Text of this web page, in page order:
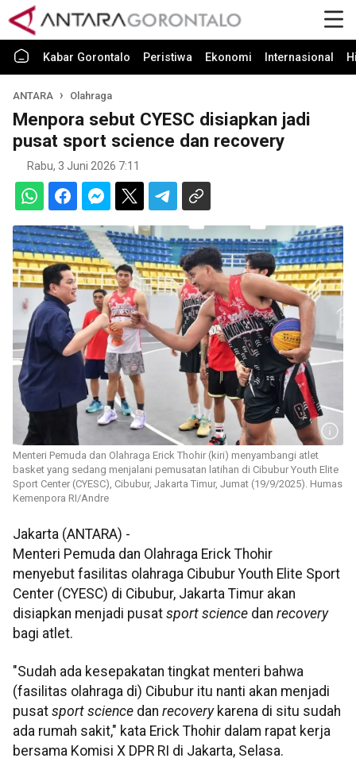
Kabar Gorontalo Peristiwa Ekonomi Internasional
ANTARA Olahraga
Menpora sebut CYESC disiapkan jadi
pusat sport science dan recovery
Rabu, 3 Juni 2026 7:11
Menteri Pemuda dan Olahraga Erick Thohir (kiri) menyambangi atlet
basket yang sedang menjalani pemusatan latihan di Cibubur Youth Elite
Sport Center (CYESC), Cibubur, Jakarta Timur, Jumat (19/9/2025). Humas
Kemenpora RI/Andre
Jakarta (ANTARA) -
Menteri Pemuda dan Olahraga Erick Thohir
menyebut fasilitas olahraga Cibubur Youth Elite Sport
Center (CYESC) di Cibubur, Jakarta Timur akan
disiapkan menjadi pusat sport science dan recovery
bagi atlet.
"Sudah ada kesepakatan tingkat menteri bahwa
(fasilitas olahraga di) Cibubur itu nanti akan menjadi
pusat sport science dan recoverykarena di situ sudah
ada rumah sakit," kata Erick Thohir dalam rapat kerja
bersama Komisi X DPR RI di Jakarta, Selasa.